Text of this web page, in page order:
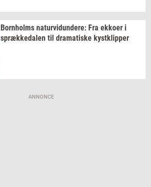
Born­holms na­tur­vi­dun­de­re: Fra ek­ko­er i
spræk­ke­da­len til dra­ma­ti­ske kyst­klip­per
ANNONCE